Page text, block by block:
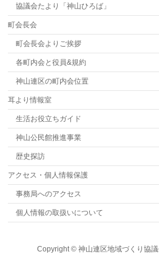
協議会たより「神山ひろば」
町会長会
町会長会よりご挨拶
各町内会と役員&規約
神山連区の町内会位置
耳より情報室
生活お役立ちガイド
神山公民館推進事業
歴史探訪
アクセス・個人情報保護
事務局へのアクセス
個人情報の取扱いについて
Copyright © 神山連区地域づくり協